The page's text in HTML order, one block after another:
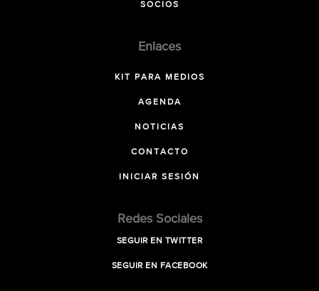
SOCIOS
Enlaces
KIT PARA MEDIOS
AGENDA
NOTICIAS
CONTACTO
INICIAR SESIÓN
Redes Sociales
SEGUIR EN TWITTER
SEGUIR EN FACEBOOK